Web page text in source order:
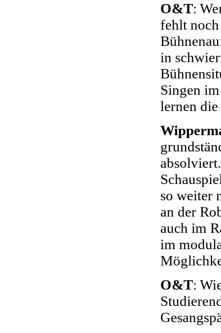
O&T:
fehlt noch
in
Singen
lernen die
so weiter
an der
auch im
im
O&T: